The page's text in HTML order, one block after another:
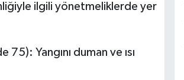
ilgili yönetmeliklerde yer
75): Yangını duman ve ısı